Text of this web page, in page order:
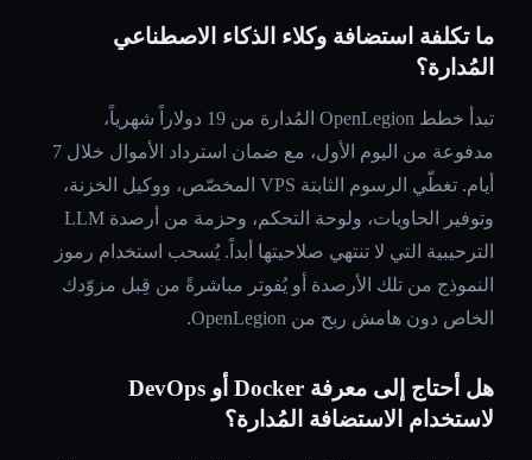
ما تكلفة استضافة وكلاء الذكاء الاصطناعي
المُدارة؟
تبدأ خطط OpenLegion المُدارة من 19 دولاراً شهرياً،
مدفوعة من اليوم الأول، مع ضمان استرداد الأموال خلال 7
أيام. تغطّي الرسوم الثابتة VPS المخصّص، ووكيل الخزنة،
وتوفير الحاويات، ولوحة التحكم، وحزمة من أرصدة LLM
الترحيبية التي لا تنتهي صلاحيتها أبداً. يُسحب استخدام رموز
النموذج من تلك الأرصدة أو يُفوتر مباشرةً من قِبل مزوّدك
الخاص دون هامش ربح من OpenLegion.
هل أحتاج إلى معرفة Docker أو DevOps
لاستخدام الاستضافة المُدارة؟